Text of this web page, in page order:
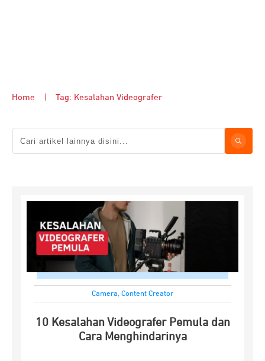
Home Tag: Kesalahan Videografer
Camera, Content Creator
10 Kesalahan Videografer Pemula dan
Cara Menghindarinya